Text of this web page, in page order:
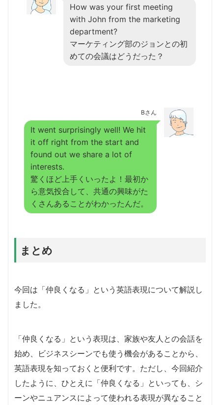
How was your first meeting
with John from the marketing
department?
マーケティング部のジョンとの初
めての会議はどうだった？
Bさん
It went surprisingly well! We hit
it off right from the start and
found out we share a lot of
interests.
驚くほど上手くいったよ！最初か
ら意気投合して、共通の興味がた
くさんあることがわかったんだ。
まとめ
今回は「仲良くなる」という英語表現について解説し
ました。
「仲良くなる」という表現は、家族や友人との会話を
始め、ビジネスシーンでも使う機会があることから、
英語表現を知っておくと便利です。ただし、今回紹介
したように、ひとえに「仲良くなる」といっても、シ
ーンやニュアンスによって使われる表現が異なること